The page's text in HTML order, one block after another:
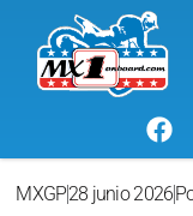
MXGP28 junio 2026